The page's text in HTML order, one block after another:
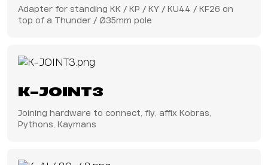
Adapter for standing KK / KP / KY / KU44 / KF26 on
top of a Thunder / Ø35mm pole
K-JOINT3
Joining hardware to connect, fly, affix Kobras,
Pythons, Kaymans